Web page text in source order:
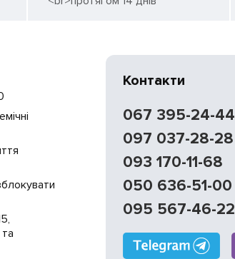
Контакти
067 395-24-44
097 037-28-28
093 170-11-68
050 636-51-00
095 567-46-22